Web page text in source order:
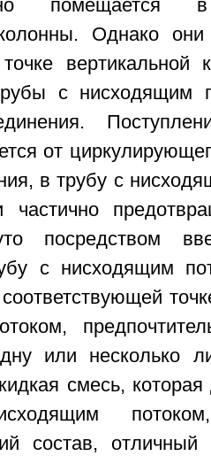
Однако
с нисходящим
от
в трубу с
частично
посредством
с нисходящим
или несколько
смесь,
состав, отличный